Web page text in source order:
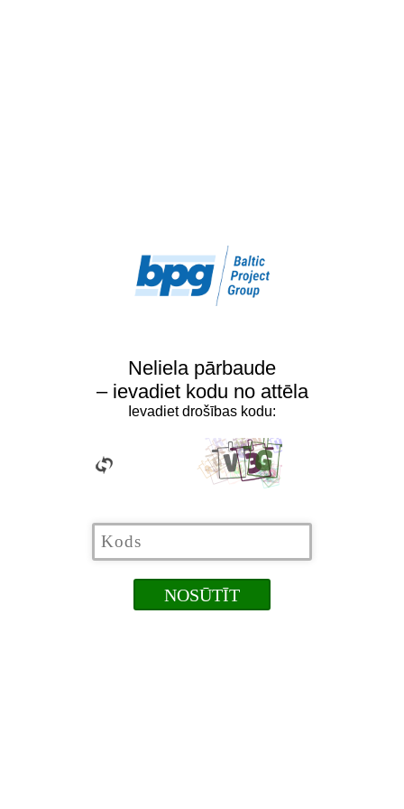
Neliela pārbaude
– ievadiet kodu no attēla
Ievadiet drošības kodu: